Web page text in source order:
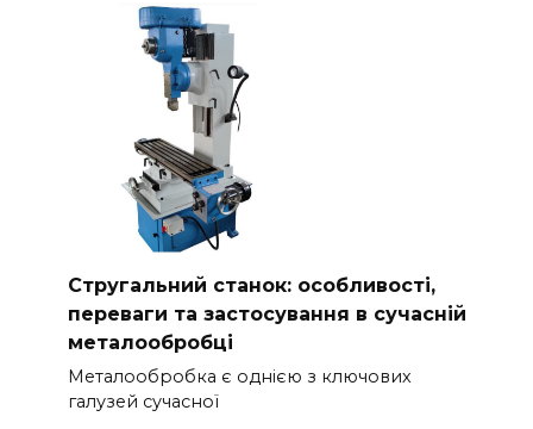
Стругальний станок: особливості,
переваги та застосування в сучасній
металообробці
Металообробка є однією з ключових
галузей сучасної